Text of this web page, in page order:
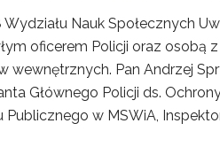
Nauk Społecznych
oficerem Policji oraz osobą
wewnętrznych. Pan Andrzej
Głównego Policji ds.
Publicznego w MSWiA,